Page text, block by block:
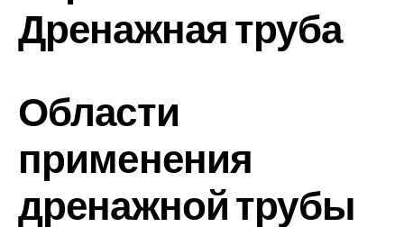
Области
применения
дренажной трубы